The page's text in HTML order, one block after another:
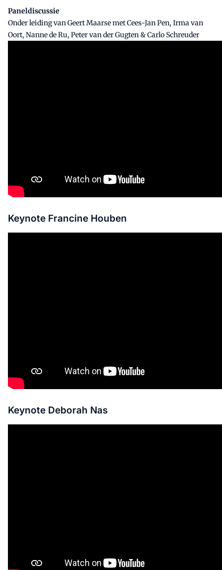
Paneldiscussie
Onder leiding van Geert Maarse met Cees-Jan Pen, Irma van
Oort, Nanne de Ru, Peter van der Gugten & Carlo Schreuder
Keynote Francine Houben
Keynote Deborah Nas